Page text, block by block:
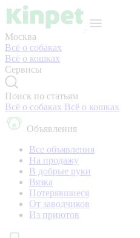
Москва
Всё о собаках
Всё о кошках
Сервисы
Поиск по статьям
Всё о собаках Всё о кошках
Объявления
Все объявления
На продажу
В добрые руки
Вязка
Потерявшиеся
От заводчиков
Из приютов